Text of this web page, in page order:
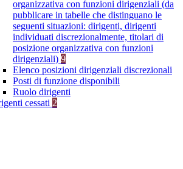
organizzativa con funzioni dirigenziali (da
pubblicare in tabelle che distinguano le
seguenti situazioni: dirigenti, dirigenti
individuati discrezionalmente, titolari di
posizione organizzativa con funzioni
dirigenziali) 9
Elenco posizioni dirigenziali discrezionali
Posti di funzione disponibili
Ruolo dirigenti
cessati 2